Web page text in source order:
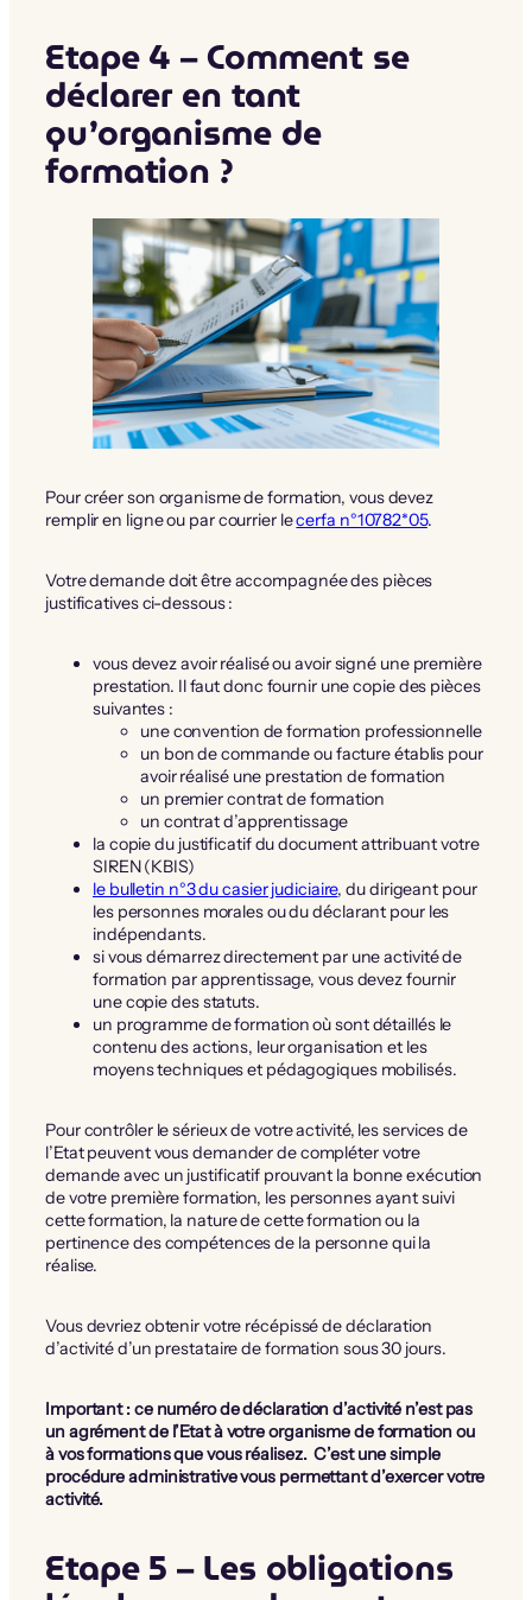
Etape 4 – Comment se
déclarer en tant
qu’organisme de
formation ?
Pour créer son organisme de formation, vous devez
remplir en ligne ou par courrier lecerfa n°10782*05.
Votre demande doit être accompagnée des pièces
justificatives ci-dessous :
vous devez avoir réalisé ou avoir signé une première
prestation. Il faut donc fournir une copie des pièces
suivantes :
une convention de formation professionnelle
un bon de commande ou facture établis pour
avoir réalisé une prestation de formation
un premier contrat de formation
un contrat d’apprentissage
la copie du justificatif du document attribuant votre
SIREN (KBIS)
le bulletin n°3 du casier judiciaire, du dirigeant pour
les personnes morales ou du déclarant pour les
indépendants.
si vous démarrez directement par une activité de
formation par apprentissage, vous devez fournir
une copie des statuts.
un programme de formation où sont détaillés le
contenu des actions, leur organisation et les
moyens techniques et pédagogiques mobilisés.
Pour contrôler le sérieux de votre activité, les services de
l’Etat peuvent vous demander de compléter votre
demande avec un justificatif prouvant la bonne exécution
de votre première formation, les personnes ayant suivi
cette formation, la nature de cette formation ou la
pertinence des compétences de la personne qui la
réalise.
Vous devriez obtenir votre récépissé de déclaration
d’activité d’un prestataire de formation sous 30 jours.
Important : ce numéro de déclaration d’activité n’est pas
un agrément de l’Etat à votre organisme de formation ou
à vos formations que vous réalisez. C’est une simple
procédure administrative vous permettant d’exercer votre
activité.
Etape 5 – Les obligations